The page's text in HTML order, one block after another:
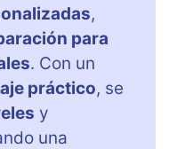
,
para
. Con un
práctico, se
y
una